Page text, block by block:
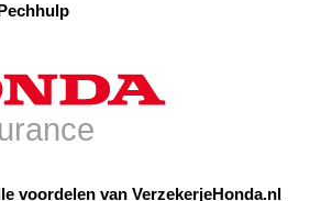
voordelen van VerzekerjeHonda.nl